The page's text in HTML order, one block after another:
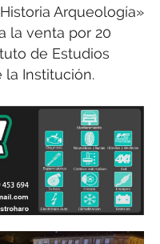
Arqueología»
la venta por 20
de Estudios
la Institución.